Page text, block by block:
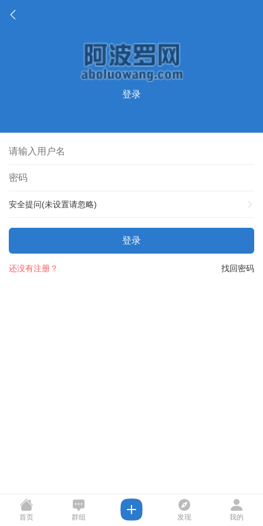
登录
安全提问(未设置请忽略)
登录
找回密码
还没有注册？
首页 群组 发现 我的